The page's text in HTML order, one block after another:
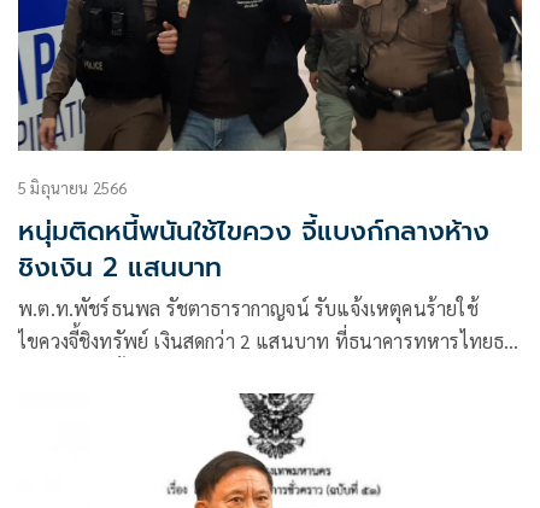
5 มิถุนายน 2566
หนุ่มติดหนี้พนันใช้ไขควง จี้แบงก์กลางห้าง
ชิงเงิน 2 แสนบาท
พ.ต.ท.พัชร์ธนพล รัชตาธารากาญจน์ รับแจ้งเหตุคนร้ายใช้
ไขควงจี้ชิงทรัพย์ เงินสดกว่า 2 แสนบาท ที่ธนาคารทหารไทยธน